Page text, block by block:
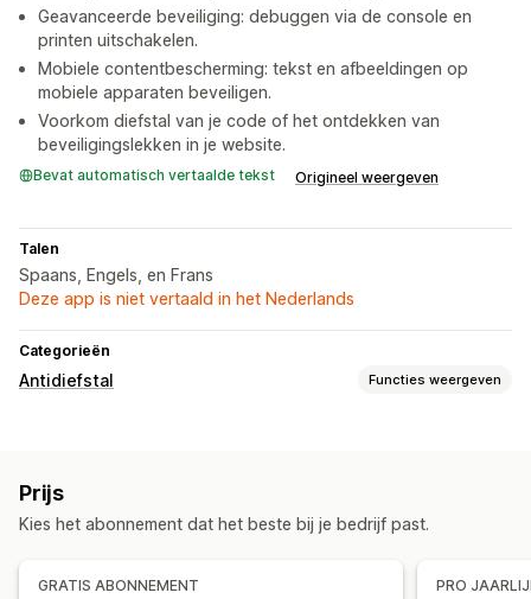
Geavanceerde beveiliging: debuggen via de console en
printen uitschakelen.
Mobiele contentbescherming: tekst en afbeeldingen op
mobiele apparaten beveiligen.
Voorkom diefstal van je code of het ontdekken van
beveiligingslekken in je website.
Bevat automatisch vertaalde tekst Origineel weergeven
Talen
Spaans, Engels, en Frans
Deze app is niet vertaald in het Nederlands
Categorieën
Antidiefstal Functies weergeven
Digitale activa
Verkoopgegevens Klantgegevens Websitecode
Prijs
Kies het abonnement dat het beste bij je bedrijf past.
GRATIS ABONNEMENT PRO